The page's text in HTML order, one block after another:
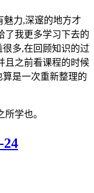
魅力,深邃的地方才
了我更多学习下去的
多,在回顾知识的过
且之前看课程的时候
是一次重新整理的
学也。
24